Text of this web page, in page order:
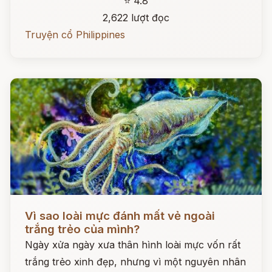
2,622 lượt đọc
Truyện cổ Philippines
Vì sao loài mực đánh mất vẻ ngoài
trắng trẻo của mình?
Ngày xửa ngày xưa thân hình loài mực vốn rất
trắng trẻo xinh đẹp, nhưng vì một nguyên nhân